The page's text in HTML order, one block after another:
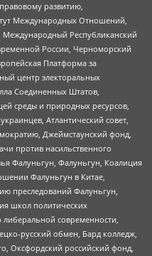
развитию,
Международных Отношений,
Международный Республиканский
России, Черноморский
Платформа за
центр электоральных
Соединенных Штатов,
среды и природных ресурсов,
Атлантический совет,
Джеймстаунский фонд,
против насильственного
Фалуньгун, Фалуньгун, Коалиция
Фалуньгун в Китае,
преследований Фалуньгун,
школ политических
современности,
русский обмен, Бард колледж,
Оксфордский российский фонд,